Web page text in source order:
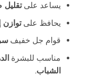
يساعد علىتقليل
يحافظ علىتوازن
قوام جل خفيف
مناسب للبشرة
الشباب.